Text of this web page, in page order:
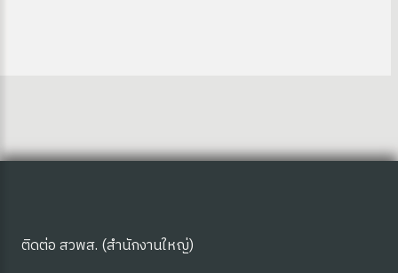
ติดต่อ สวพส. (สำนักงานใหญ่)